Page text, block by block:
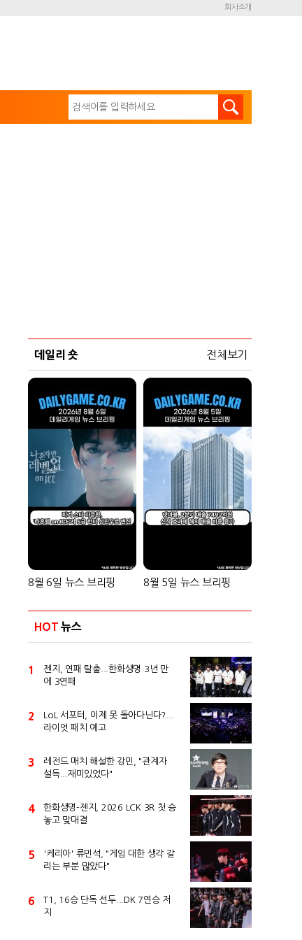
회사소개
데일리 숏 전체보기
8월 6일 뉴스 브리핑 8월 5일 뉴스 브리핑
HOT 뉴스
1
젠지, 연패 탈출...한화생명 3년 만
에 3연패
2
LoL 서포터, 이제 못 돌아다닌다?...
라이엇 패치 예고
3
레전드 매치 해설한 강민, "관계자
설득...재미있었다"
4
한화생명-젠지, 2026 LCK 3R 첫 승
놓고 맞대결
5
'케리아' 류민석, "게임 대한 생각 갈
리는 부분 많았다"
6
T1, 16승 단독 선두...DK 7연승 저
지